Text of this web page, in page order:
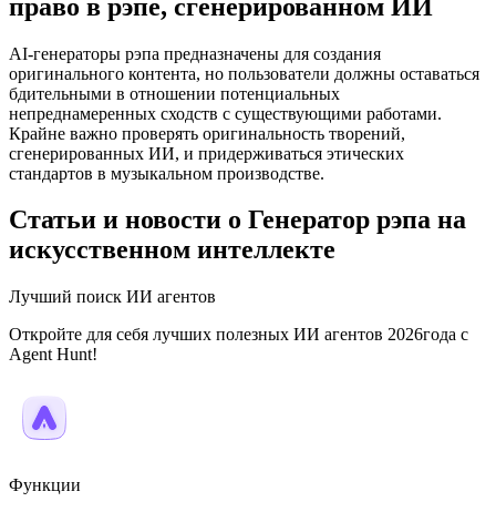
право в рэпе, сгенерированном ИИ
AI-генераторы рэпа предназначены для создания
оригинального контента, но пользователи должны оставаться
бдительными в отношении потенциальных
непреднамеренных сходств с существующими работами.
Крайне важно проверять оригинальность творений,
сгенерированных ИИ, и придерживаться этических
стандартов в музыкальном производстве.
Статьи и новости о Генератор рэпа на
искусственном интеллекте
Лучший поиск ИИ агентов
Откройте для себя лучших полезных ИИ агентов 2026года с
Agent Hunt!
Функции